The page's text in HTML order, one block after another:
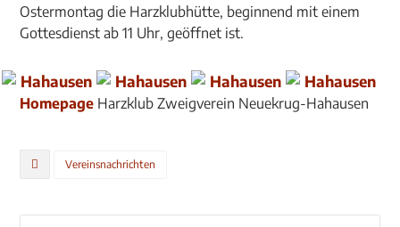
Ostermontag die Harzklubhütte, beginnend mit einem
Gottesdienst ab 11 Uhr, geöffnet ist.
Homepage Harzklub Zweigverein Neuekrug-Hahausen
Vereinsnachrichten